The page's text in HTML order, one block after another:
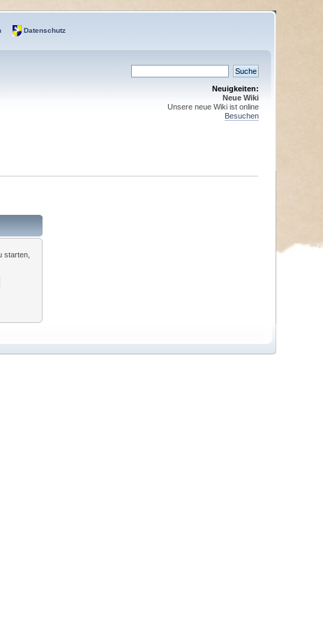
Datenschutz
Neuigkeiten:
Neue Wiki
Unsere neue Wiki ist online
Besuchen
starten,